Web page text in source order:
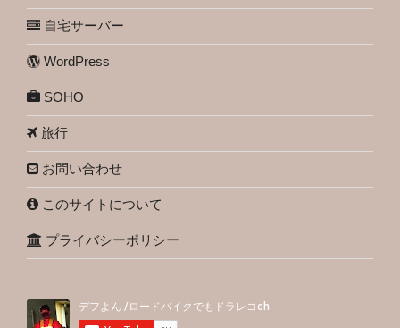
自宅サーバー
WordPress
SOHO
旅行
お問い合わせ
このサイトについて
プライバシーポリシー